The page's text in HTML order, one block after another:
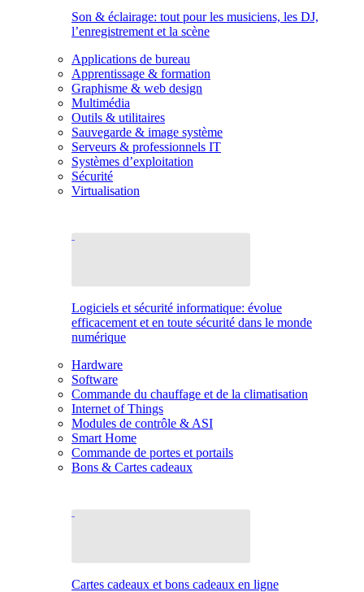
Son & éclairage: tout pour les musiciens, les DJ,
l’enregistrement et la scène
Applications de bureau
Apprentissage & formation
Graphisme & web design
Multimédia
Outils & utilitaires
Sauvegarde & image système
Serveurs & professionnels IT
Systèmes d’exploitation
Sécurité
Virtualisation
Logiciels et sécurité informatique: évolue
efficacement et en toute sécurité dans le monde
numérique
Hardware
Software
Commande du chauffage et de la climatisation
Internet of Things
Modules de contrôle & ASI
Smart Home
Commande de portes et portails
Bons & Cartes cadeaux
Cartes cadeaux et bons cadeaux en ligne